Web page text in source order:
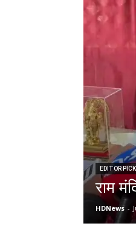
EDITOR PICK
राम
HDNews -